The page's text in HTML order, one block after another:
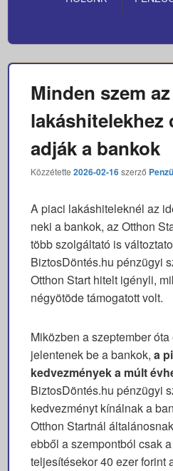
Minden szem
lakáshitelekhez
adják a bankok
Közzétette 2026-02-16szerző
A piaci lakáshiteleknél az
neki a bankok, az Otthon
több szolgáltató is
BiztosDöntés.hu pénzügyi
Otthon Start hitelt igényli,
négyötöde támogatott volt.
Miközben a szeptember
jelentenek be a bankok, a
kedvezmények a múlt
BiztosDöntés.hu pénzügyi
kedvezményt kínálnak a
Otthon Startnál
ebből a szempontból csak
teljesítésekor 40 ezer forint